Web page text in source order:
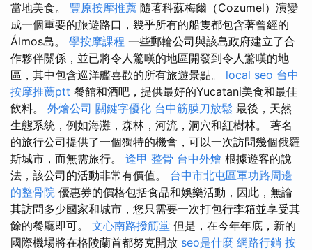
當地美食。 豐原按摩推薦 隨著科蘇梅爾（Cozumel）演變
成一個重要的旅遊路口，幾乎所有的船隻都包含著曾經的
Álmos島。 學按摩課程 一些郵輪公司與該島政府建立了合
作夥伴關係，並已將令人驚嘆的地區開發到令人驚嘆的地
區，其中包含巡洋艦喜歡的所有旅遊景點。 local seo 台中
按摩推薦ptt 餐館和酒吧，提供最好的Yucatani美食和最佳
飲料。 外燴公司 關鍵字優化 台中筋膜刀放鬆 最後，天然
生態系統，例如海灘，森林，河流，洞穴和紅樹林。 著名
的旅行公司提供了一個獨特的機會，可以一次訪問幾個俄羅
斯城市，而無需旅行。 逢甲 整骨 台中外燴 根據遊客的說
法，該公司的活動非常有價值。 台中市北屯區軍功路周邊
的整骨院 優惠券的價格包括食品和娛樂活動，因此，無論
其訪問多少國家和城市，您只需要一次打包行李箱並享受其
餘的餐廳即可。 文心南路撥筋堂 但是，在今年年底，新的
國際機場將在格陵蘭首都努克開放 seo是什麼 網路行銷 按